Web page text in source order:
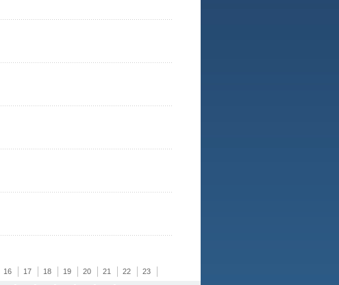
16 17 18 19 20 21 22 23